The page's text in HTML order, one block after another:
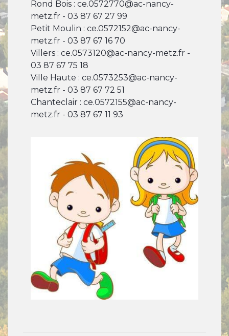
Rond Bois : ce.0572770@ac-nancy-
metz.fr - 03 87 67 27 99
Petit Moulin : ce.0572152@ac-nancy-
metz.fr - 03 87 67 16 70
Villers : ce.0573120@ac-nancy-metz.fr -
03 87 67 75 18
Ville Haute : ce.0573253@ac-nancy-
metz.fr - 03 87 67 72 51
Chanteclair : ce.0572155@ac-nancy-
metz.fr - 03 87 67 11 93